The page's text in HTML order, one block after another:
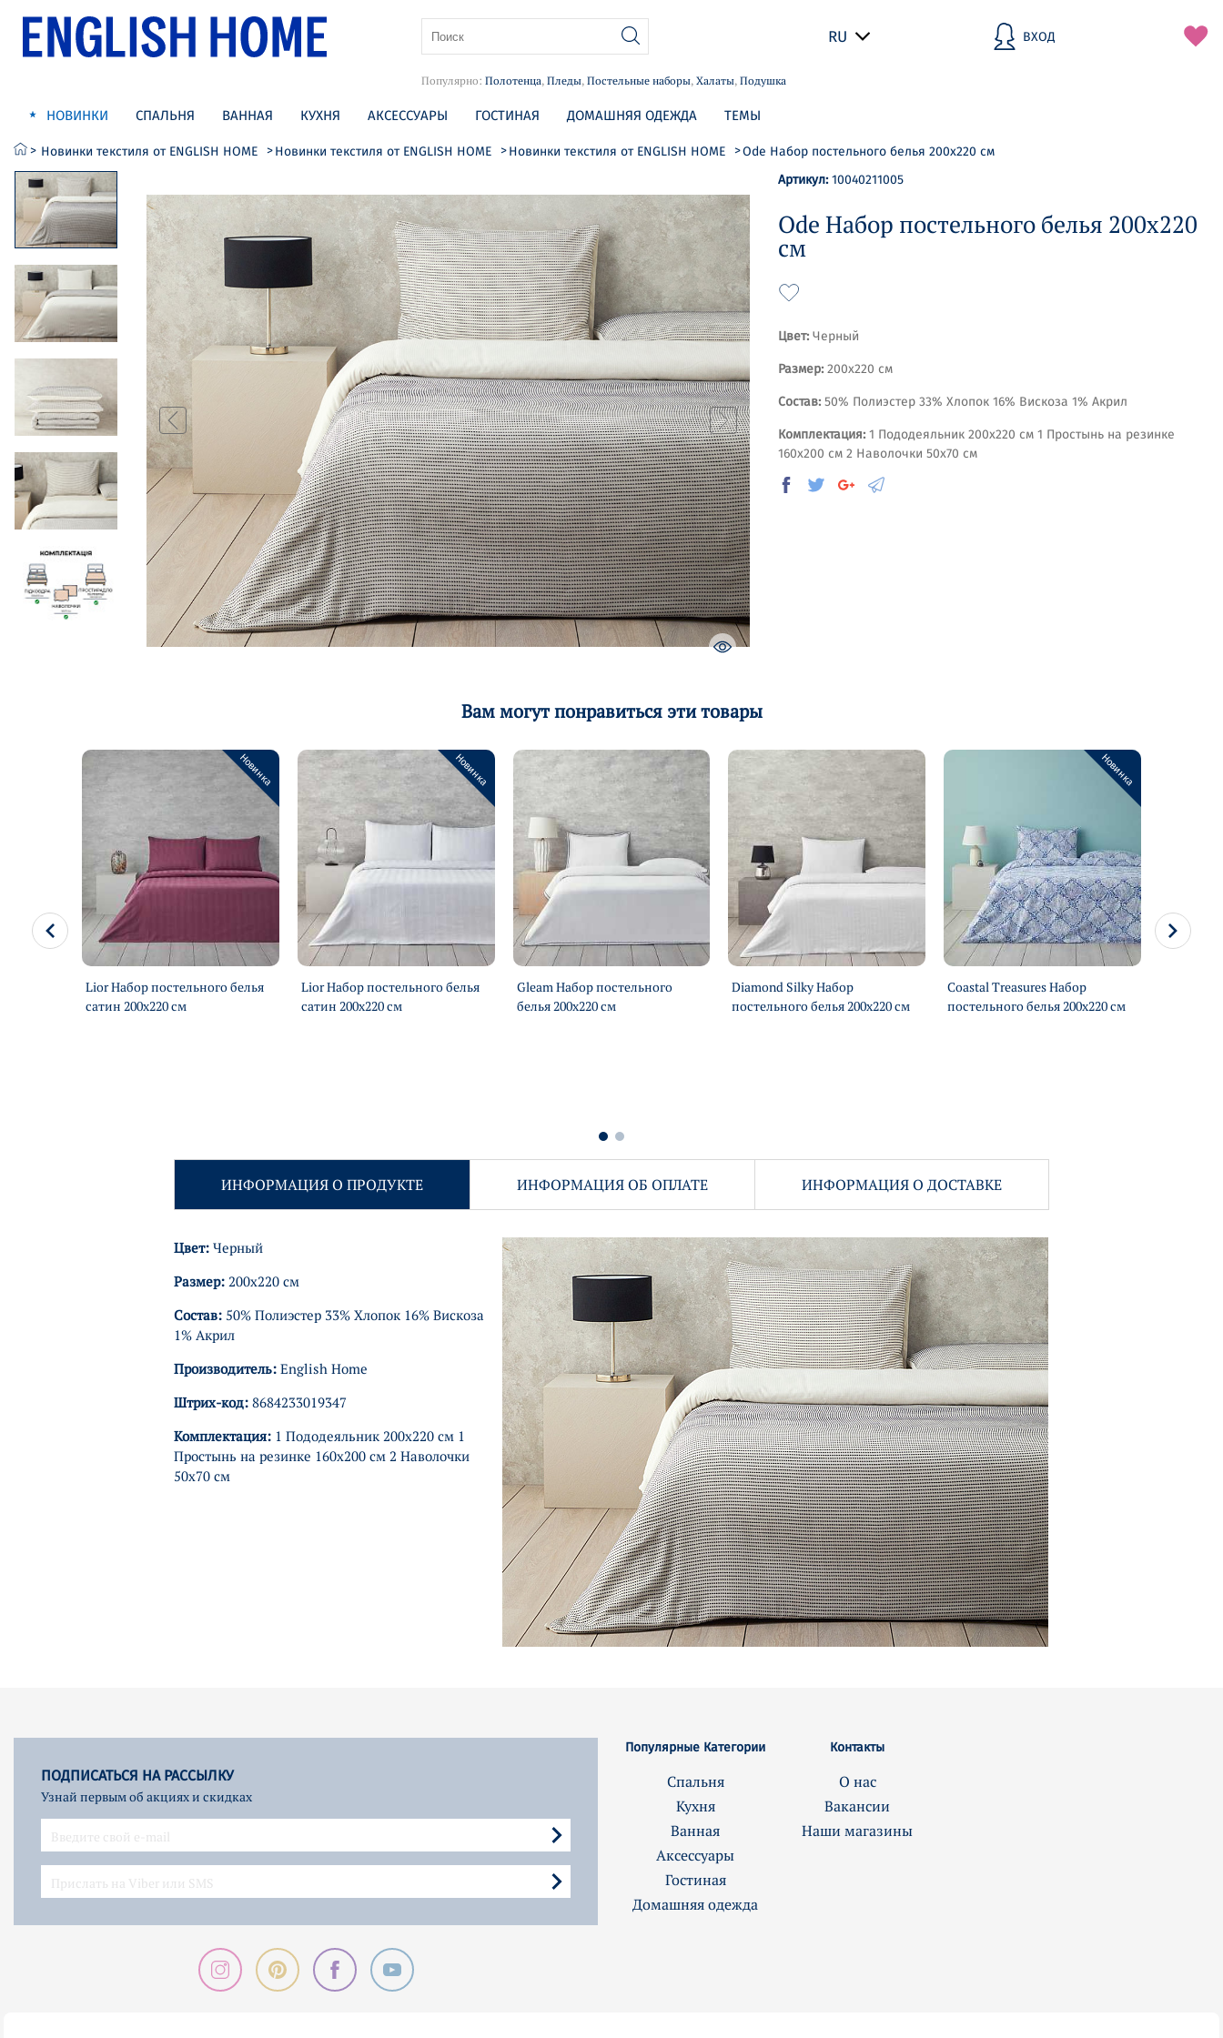
RU ВХОД
Популярно: Полотенца, Пледы, Постельные наборы, Халаты, Подушка
НОВИНКИ СПАЛЬНЯ ВАННАЯ КУХНЯ АКСЕССУАРЫ ГОСТИНАЯ ДОМАШНЯЯ ОДЕЖДА ТЕМЫ
Новинки текстиля от ENGLISH HOME Новинки текстиля от ENGLISH HOME Новинки текстиля от ENGLISH HOME
Ode Набор постельного белья 200х220 см
Артикул:10040211005
Ode Набор постельного белья 200х220
см
Цвет: Черный
Размер: 200х220 см
Состав: 50% Полиэстер 33% Хлопок 16% Вискоза 1% Акрил
Комплектация: 1 Пододеяльник 200х220 см 1 Простынь на резинке
160х200 см 2 Наволочки 50х70 см
Вам могут понравиться эти товары
Новинка
Lior Набор постельного белья
сатин 200х220 см
Новинка
Lior Набор постельного белья
сатин 200х220 см
Gleam Набор постельного
белья 200х220 см
Diamond Silky Набор
постельного белья 200х220 см
Новинка
Coastal Treasures Набор
постельного белья 200х220 см
ИНФОРМАЦИЯ О ПРОДУКТЕ ИНФОРМАЦИЯ ОБ ОПЛАТЕ ИНФОРМАЦИЯ О ДОСТАВКЕ
Цвет: Черный
Размер: 200х220 см
Состав: 50% Полиэстер 33% Хлопок 16% Вискоза
1% Акрил
Производитель: English Home
Штрих-код: 8684233019347
Комплектация: 1 Пододеяльник 200х220 см 1
Простынь на резинке 160х200 см 2 Наволочки
50х70 см
ПОДПИСАТЬСЯ НА РАССЫЛКУ
Узнай первым об акциях и скидках
Популярные Категории
Спальня
Кухня
Ванная
Аксессуары
Гостиная
Домашняя одежда
Контакты
О нас
Вакансии
Наши магазины